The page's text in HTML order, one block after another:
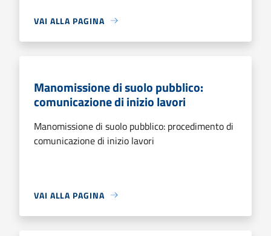
VAI ALLA PAGINA
Manomissione di suolo pubblico:
comunicazione di inizio lavori
Manomissione di suolo pubblico: procedimento di
comunicazione di inizio lavori
VAI ALLA PAGINA